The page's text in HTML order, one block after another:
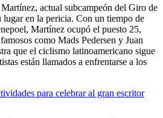
actual subcampeón del Giro de
lugar en la pericia. Con un tiempo de
Martínez ocupó el puesto 25,
como Mads Pedersen y Juan
que el ciclismo latinoamericano sigue
están llamados a enfrentarse a los
para celebrar al gran escritor